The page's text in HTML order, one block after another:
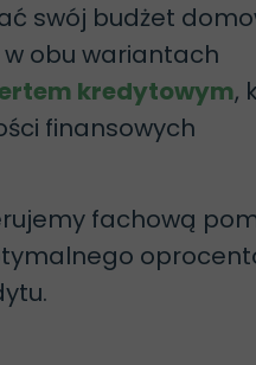
swój budżet
obu wariantach
kredytowym,
finansowych
fachową